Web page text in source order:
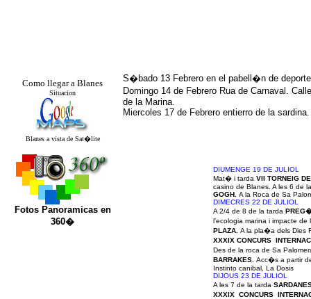
Como llegar a Blanes
Situacion
Blanes a vista de Sat�lite
Fotos Panoramicas en
360�
S�bado 13 Febrero en el pabell�n de
Domingo 14 de Febrero Rua de Carnaval.
de la Marina.
Miercoles 17 de Febrero entierro de la sardina.
DIUMENGE 19 DE JULIOL
Mat� i tarda VII TORNEIG
casino de Blanes. A les 6 de
GOGH. A la Roca de Sa
DIMECRES 22 DE JULIOL
A 2/4 de 8 de la tarda
l’ecologia marina i impacte
PLAZA. A la pla�a dels Dies
XXXIX CONCURS
Des de la roca de Sa
BARRAKES. Acc�s a partir
Instinto canibal, La Dosis
DIJOUS 23 DE JULIOL
A les 7 de la tarda
XXXIX CONCURS